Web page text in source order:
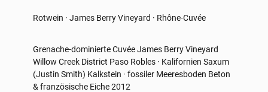
Rotwein · James Berry Vineyard · Rhône-Cuvée
Grenache-dominierte CuvéeJames Berry Vineyard
Willow Creek District Paso Robles · Kalifornien Saxum
(Justin Smith) Kalkstein · fossiler Meeresboden Beton
& französische Eiche2012